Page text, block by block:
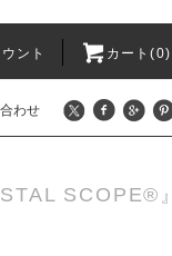
ント カート(0)
わせ
SCOPE®』